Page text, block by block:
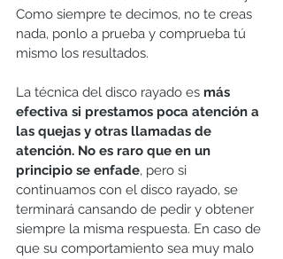
Como siempre te decimos, no te creas
nada, ponlo a prueba y comprueba tú
mismo los resultados.
La técnica del disco rayado es más
efectiva si prestamos poca atención a
las quejas y otras llamadas de
atención. No es raro que en un
principio se enfade, pero si
continuamos con el disco rayado, se
terminará cansando de pedir y obtener
siempre la misma respuesta. En caso de
que su comportamiento sea muy malo